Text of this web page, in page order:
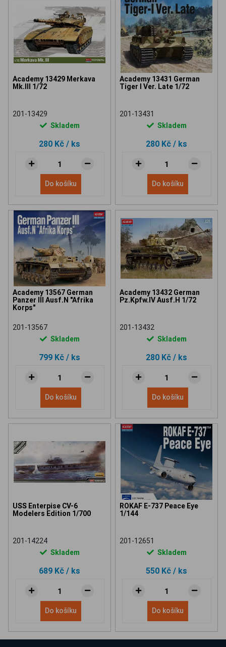
Academy 13429 Merkava
Mk.III 1/72
201-13429
Skladem
280 Kč / ks
Do košíku
Academy 13431 German
Tiger I Ver. Late 1/72
201-13431
Skladem
280 Kč / ks
Do košíku
Academy 13567 German
Panzer III Ausf.N "Afrika
Korps"
201-13567
Skladem
799 Kč / ks
Do košíku
Academy 13432 German
Pz.Kpfw.IV Ausf.H 1/72
201-13432
Skladem
280 Kč / ks
Do košíku
USS Enterpise CV-6
Modelers Edition 1/700
201-14224
Skladem
689 Kč / ks
Do košíku
ROKAF E-737 Peace Eye
1/144
201-12651
Skladem
550 Kč / ks
Do košíku